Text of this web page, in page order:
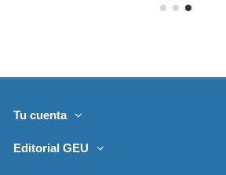
Tu cuenta
Editorial GEU